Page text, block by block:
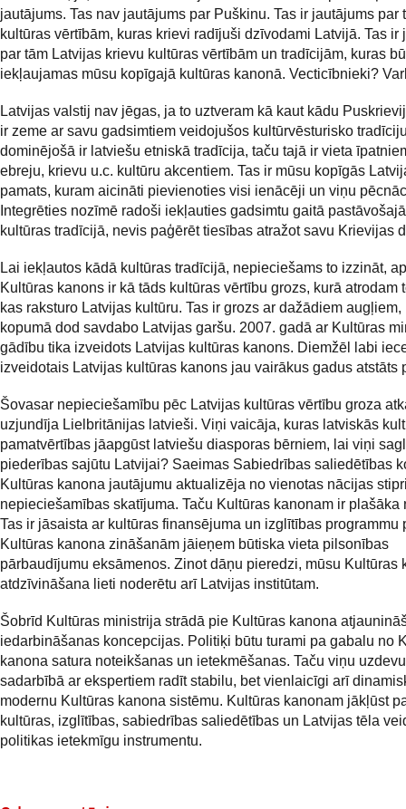
jautājums. Tas nav jautājums par Puškinu. Tas ir jautājums par
kultūras vērtībām, kuras krievi radījuši dzīvodami Latvijā. Tas ir
par tām Latvijas krievu kultūras vērtībām un tradīcijām, kuras
iekļaujamas mūsu kopīgajā kultūras kanonā. Vecticībnieki?
Latvijas valstij nav jēgas, ja to uztveram kā kaut kādu
ir zeme ar savu gadsimtiem veidojušos kultūrvēsturisko
dominējošā ir latviešu etniskā tradīcija, taču tajā ir vieta
ebreju, krievu u.c. kultūru akcentiem. Tas ir mūsu kopīgās
pamats, kuram aicināti pievienoties visi ienācēji un viņu
Integrēties nozīmē radoši iekļauties gadsimtu gaitā
kultūras tradīcijā, nevis paģērēt tiesības atražot savu Krievijas
Lai iekļautos kādā kultūras tradīcijā, nepieciešams to izzināt,
Kultūras kanons ir kā tāds kultūras vērtību grozs, kurā atrodam
kas raksturo Latvijas kultūru. Tas ir grozs ar dažādiem augļiem,
kopumā dod savdabo Latvijas garšu. 2007. gadā ar Kultūras
gādību tika izveidots Latvijas kultūras kanons. Diemžēl labi
izveidotais Latvijas kultūras kanons jau vairākus gadus atstāts
Šovasar nepieciešamību pēc Latvijas kultūras vērtību groza
uzjundīja Lielbritānijas latvieši. Viņi vaicāja, kuras latviskās
pamatvērtības jāapgūst latviešu diasporas bērniem, lai viņi
piederības sajūtu Latvijai? Saeimas Sabiedrības saliedētības
Kultūras kanona jautājumu aktualizēja no vienotas nācijas
nepieciešamības skatījuma. Taču Kultūras kanonam ir plašāka
Tas ir jāsaista ar kultūras finansējuma un izglītības programmu
Kultūras kanona zināšanām jāieņem būtiska vieta pilsonības
pārbaudījumu eksāmenos. Zinot dāņu pieredzi, mūsu Kultūras
atdzīvināšana lieti noderētu arī Latvijas institūtam.
Šobrīd Kultūras ministrija strādā pie Kultūras kanona
iedarbināšanas koncepcijas. Politiķi būtu turami pa gabalu no
kanona satura noteikšanas un ietekmēšanas. Taču viņu
sadarbībā ar ekspertiem radīt stabilu, bet vienlaicīgi arī
modernu Kultūras kanona sistēmu. Kultūras kanonam jākļūst
kultūras, izglītības, sabiedrības saliedētības un Latvijas tēla
politikas ietekmīgu instrumentu.